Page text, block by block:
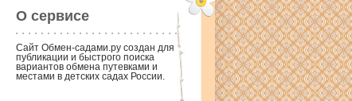
О сервисе
Сайт Обмен-садами.ру создан для
публикации и быстрого поиска
вариантов обмена путевками и
местами в детских садах России.